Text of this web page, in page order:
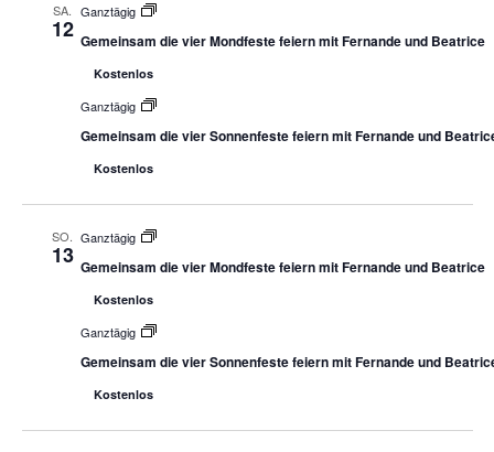
SA.
12
Ganztägig
Gemeinsam die vier Mondfeste feiern mit Fernande und Beatrice
Kostenlos
Ganztägig
Gemeinsam die vier Sonnenfeste feiern mit Fernande und
Kostenlos
SO.
13
Ganztägig
Gemeinsam die vier Mondfeste feiern mit Fernande und Beatrice
Kostenlos
Ganztägig
Gemeinsam die vier Sonnenfeste feiern mit Fernande und
Kostenlos